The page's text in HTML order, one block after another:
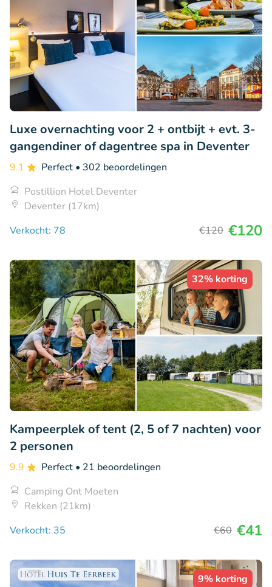
Luxe overnachting voor 2 + ontbijt + evt. 3-
gangendiner of dagentree spa in Deventer
9.1 Perfect • 302 beoordelingen
Postillion Hotel Deventer
Deventer (17km)
Verkocht: 78
€120 €120
32% korting
Kampeerplek of tent (2, 5 of 7 nachten) voor
2 personen
9.9 Perfect • 21 beoordelingen
Camping Ont Moeten
Rekken (21km)
Verkocht: 35
€60 €41
9% korting